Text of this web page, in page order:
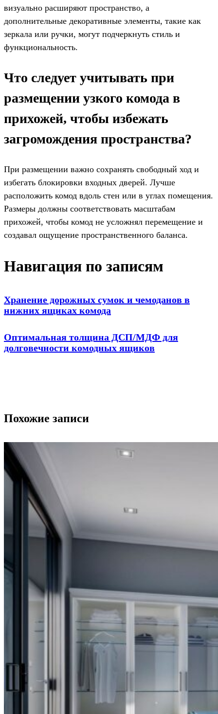
визуально расширяют пространство, а
дополнительные декоративные элементы, такие как
зеркала или ручки, могут подчеркнуть стиль и
функциональность.
Что следует учитывать при
размещении узкого комода в
прихожей, чтобы избежать
загромождения пространства?
При размещении важно сохранять свободный ход и
избегать блокировки входных дверей. Лучше
расположить комод вдоль стен или в углах помещения.
Размеры должны соответствовать масштабам
прихожей, чтобы комод не усложнял перемещение и
создавал ощущение пространственного баланса.
Навигация по записям
Хранение дорожных сумок и чемоданов в
нижних ящиках комода
Оптимальная толщина ДСП/МДФ для
долговечности комодных ящиков
Похожие записи